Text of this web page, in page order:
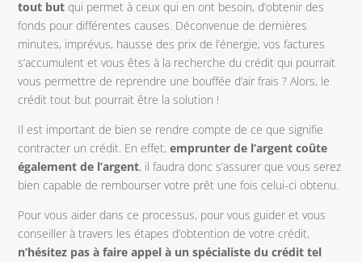
tout but qui permet à ceux qui en ont besoin, d’obtenir des
fonds pour différentes causes. Déconvenue de dernières
minutes, imprévus, hausse des prix de l’énergie, vos factures
s’accumulent et vous êtes à la recherche du crédit qui pourrait
vous permettre de reprendre une bouffée d’air frais ? Alors, le
crédit tout but pourrait être la solution !
Il est important de bien se rendre compte de ce que signifie
contracter un crédit. En effet,emprunter de l’argent coûte
également de l’argent, il faudra donc s’assurer que vous serez
bien capable de rembourser votre prêt une fois celui-ci obtenu.
Pour vous aider dans ce processus, pour vous guider et vous
conseiller à travers les étapes d’obtention de votre crédit,
n’hésitez pas à faire appel à un spécialiste du crédit tel